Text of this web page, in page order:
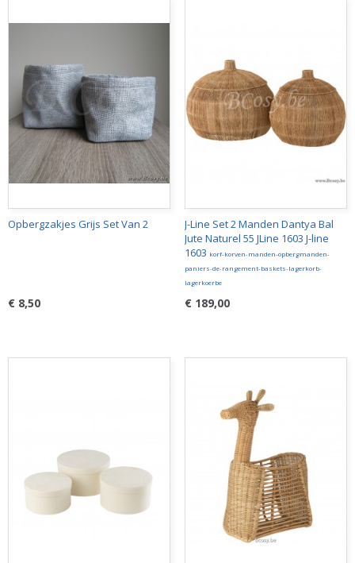
Opbergzakjes Grijs Set Van 2
€ 8,50
J-Line Set 2 Manden Dantya Bal
Jute Naturel 55 JLine 1603 J-line
1603 korf-korven-manden-opbergmanden-
paniers-de-rangement-baskets-lagerkorb-
lagerkoerbe
€ 189,00